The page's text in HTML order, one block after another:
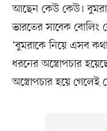
আছেন কেউ কেউ।
ভারতের সাবেক
‘বুমরাকে নিয়ে এসব
ধরনের অস্ত্রোপচার
অস্ত্রোপচার হয়ে